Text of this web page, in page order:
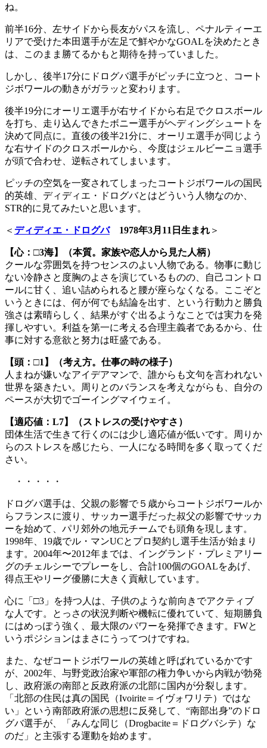
ね。
前半16分、左サイドから長友がパスを流し、ペナルティーエ
リアで受けた本田選手が左足で鮮やかなGOALを決めたとき
は、このまま勝てるかもと期待を持っていました。
しかし、後半17分にドログバ選手がピッチに立つと、コート
ジボワールの動きがガラッと変わります。
後半19分にオーリエ選手が右サイドから右足でクロスボール
を打ち、走り込んできたボニー選手がヘディングシュートを
決めて同点に。直後の後半21分に、オーリエ選手が同じよう
な右サイドのクロスボールから、今度はジェルビーニョ選手
が頭で合わせ、逆転されてしまいます。
ピッチの空気を一変されてしまったコートジボワールの国民
的英雄、ディディエ・ドログバとはどういう人物なのか、
STR的に見てみたいと思います。
＜ ディディエ・ドログバ1978年3月11日生まれ ＞
【心：□3海】（本質。家族や恋人から見た人柄）
クールな雰囲気を持つセンスのよい人物である。物事に動じ
ない冷静さと度胸のよさを演じているものの、自己コントロ
ールに甘く、追い詰められると腰が座らなくなる。ここぞと
いうときには、何が何でも結論を出す、という行動力と勝負
強さは素晴らしく、結果がすぐ出るようなことでは実力を発
揮しやすい。利益を第一に考える合理主義者であるから、仕
事に対する意欲と努力は旺盛である。
【頭：□1】（考え方。仕事の時の様子）
人まねが嫌いなアイデアマンで、誰からも文句を言われない
世界を築きたい。周りとのバランスを考えながらも、自分の
ペースが大切でゴーイングマイウェイ。
【適応値：L7】（ストレスの受けやすさ）
団体生活で生きて行くのには少し適応値が低いです。周りか
らのストレスを感じたら、一人になる時間を多く取ってくだ
さい。
・・・・・
ドログバ選手は、父親の影響で５歳からコートジボワールか
らフランスに渡り、サッカー選手だった叔父の影響でサッカ
ーを始めて、パリ郊外の地元チームでも頭角を現します。
1998年、19歳でル・マンUCとプロ契約し選手生活が始まり
ます。2004年〜2012年までは、イングランド・プレミアリー
グのチェルシーでプレーをし、合計100個のGOALをあげ、
得点王やリーグ優勝に大きく貢献しています。
心に「□3」を持つ人は、子供のような前向きでアクティブ
な人です。とっさの状況判断や機転に優れていて、短期勝負
にはめっぽう強く、最大限のパワーを発揮できます。FWと
いうポジションはまさにうってつけですね。
また、なぜコートジボワールの英雄と呼ばれているかです
が、2002年、与野党政治家や軍部の権力争いから内戦が勃発
し、政府派の南部と反政府派の北部に国内が分裂します。
「北部の住民は真の国民（Ivoirite＝イヴォワリテ）ではな
い」という南部政府派の思想に反発して、“南部出身”のドロ
グバ選手が、「みんな同じ（Drogbacite＝ドログバシテ）な
のだ」と主張する運動を始めます。